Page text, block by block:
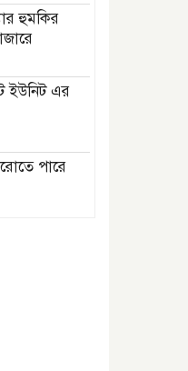
হুমকির
ইউনিট এর
পারে